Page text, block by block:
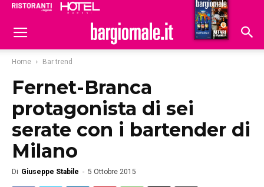
Hoteldomani
Home Bar trend
Fernet-Branca
protagonista di sei
serate con i bartender di
Milano
Di Giuseppe Stabile - 5 Ottobre 2015